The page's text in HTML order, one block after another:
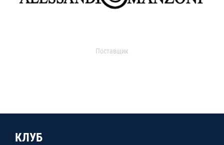
Поставщик
КЛУБ